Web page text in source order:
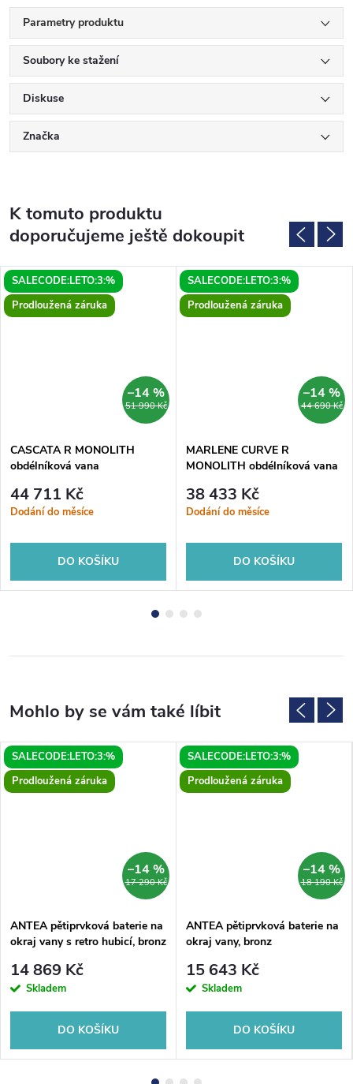
Parametry produktu
Soubory ke stažení
Diskuse
Značka
K tomuto produktu
doporučujeme ještě dokoupit
SALECODE:LETO:3:%
Prodloužená záruka
51 990 Kč
–14 %
CASCATA R MONOLITH
obdélníková vana
44 711 Kč
Dodání do měsíce
DO KOŠÍKU
SALECODE:LETO:3:%
Prodloužená záruka
44 690 Kč
–14 %
MARLENE CURVE R
MONOLITH obdélníková vana
38 433 Kč
Dodání do měsíce
DO KOŠÍKU
SALECODE:LETO:3:%
Prodloužená záruka
17 290 Kč
–14 %
ANTEA pětiprvková baterie na
okraj vany s retro hubicí, bronz
14 869 Kč
Skladem
DO KOŠÍKU
SALECODE:LETO:3:%
Prodloužená záruka
18 190 Kč
–14 %
ANTEA pětiprvková baterie na
okraj vany, bronz
15 643 Kč
Skladem
DO KOŠÍKU